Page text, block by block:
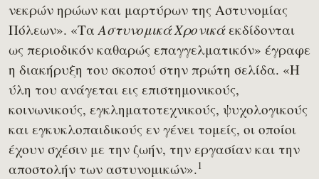
νεκρών ηρώων και μαρτύρων της Αστυνομίας
Πόλεων». «ΤαΑστυνομικά Χρονικάεκδίδονται
ως περιοδικόν καθαρώς επαγγελματικόν» έγραφε
η διακήρυξη του σκοπού στην πρώτη σελίδα. «Η
ύλη του ανάγεται εις επιστημονικούς,
κοινωνικούς, εγκληματοτεχνικούς, ψυχολογικούς
και εγκυκλοπαιδικούς εν γένει τομείς, οι οποίοι
έχουν σχέσιν με την ζωήν, την εργασίαν και την
αποστολήν των αστυνομικών».1